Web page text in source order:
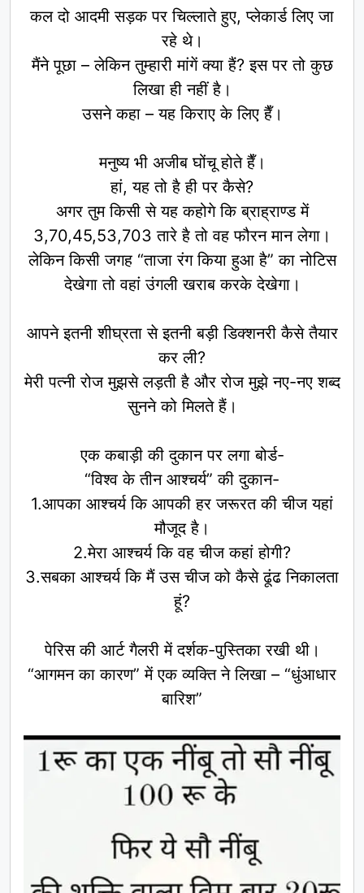
कल दो आदमी सड़क पर चिल्लाते हुए, प्लेकार्ड लिए जा
रहे थे।
मैंने पूछा – लेकिन तुम्हारी मांगें क्या हैं? इस पर तो कुछ
लिखा ही नहीं है।
उसने कहा – यह किराए के लिए हैँ।
मनुष्य भी अजीब घोंचू होते हैँ।
हां, यह तो है ही पर कैसे?
अगर तुम किसी से यह कहोगे कि ब्राह्राण्ड में
3,70,45,53,703 तारे है तो वह फौरन मान लेगा।
लेकिन किसी जगह “ताजा रंग किया हुआ है” का नोटिस
देखेगा तो वहां उंगली खराब करके देखेगा।
आपने इतनी शीघ्रता से इतनी बड़ी डिक्शनरी कैसे तैयार
कर ली?
मेरी पत्नी रोज मुझसे लड़ती है और रोज मुझे नए-नए शब्द
सुनने को मिलते हैं।
एक कबाड़ी की दुकान पर लगा बोर्ड-
“विश्व के तीन आश्चर्य” की दुकान-
1.आपका आश्चर्य कि आपकी हर जरूरत की चीज यहां
मौजूद है।
2.मेरा आश्चर्य कि वह चीज कहां होगी?
3.सबका आश्चर्य कि मैं उस चीज को कैसे ढूंढ निकालता
हूं?
पेरिस की आर्ट गैलरी में दर्शक-पुस्तिका रखी थी।
“आगमन का कारण” में एक व्यक्ति ने लिखा – “धुंआधार
बारिश”